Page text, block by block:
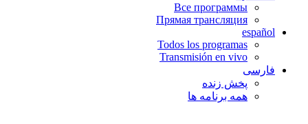
Все программы
Прямая трансляция
español
Todos los programas
Transmisión en vivo
فارسی
پخش زنده
همه برنامه ها